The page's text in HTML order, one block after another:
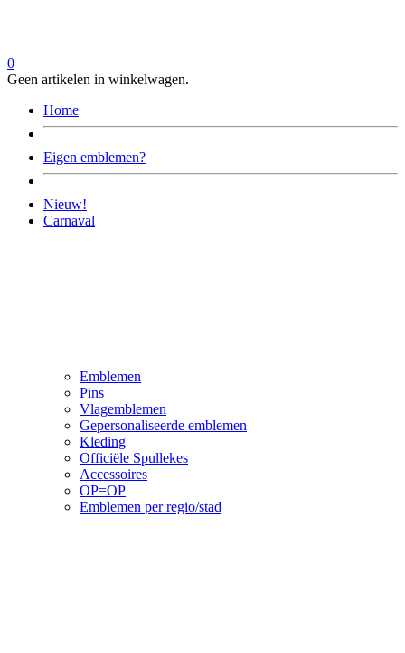
0
Geen artikelen in winkelwagen.
Home
Eigen emblemen?
Nieuw!
Carnaval
Emblemen
Pins
Vlagemblemen
Gepersonaliseerde emblemen
Kleding
Officiële Spullekes
Accessoires
OP=OP
Emblemen per regio/stad